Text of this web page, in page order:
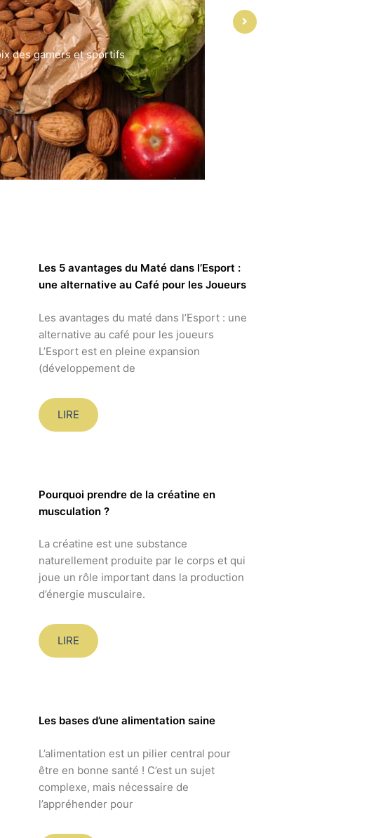
des gamers et sportifs
Les 5 avantages du Maté dans l’Esport :
une alternative au Café pour les Joueurs
Les avantages du maté dans l’Esport : une
alternative au café pour les joueurs
L’Esport est en pleine expansion
(développement de
LIRE
Pourquoi prendre de la créatine en
musculation ?
La créatine est une substance
naturellement produite par le corps et qui
joue un rôle important dans la production
d’énergie musculaire.
LIRE
Les bases d’une alimentation saine
L’alimentation est un pilier central pour
être en bonne santé ! C’est un sujet
complexe, mais nécessaire de
l’appréhender pour